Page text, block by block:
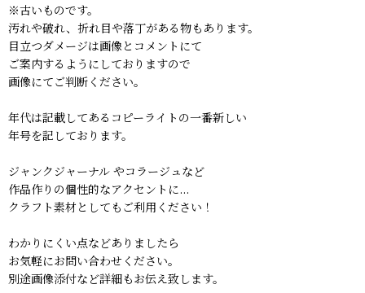
※古いものです。
汚れや破れ、折れ目や落丁がある物もあります。
目立つダメージは画像とコメントにて
ご案内するようにしておりますので
画像にてご判断ください。
年代は記載してあるコピーライトの一番新しい
年号を記しております。
ジャンクジャーナル やコラージュなど
作品作りの個性的なアクセントに...
クラフト素材としてもご利用ください！
わかりにくい点などありましたら
お気軽にお問い合わせください。
別途画像添付など詳細もお伝え致します。